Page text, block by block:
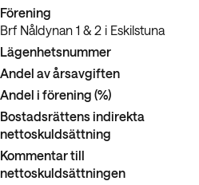
Förening
Brf Nåldynan 1 & 2 i Eskilstuna
Lägenhetsnummer
Andel av årsavgiften
Andel i förening (%)
Bostadsrättens indirekta
nettoskuldsättning
Kommentar till
nettoskuldsättningen